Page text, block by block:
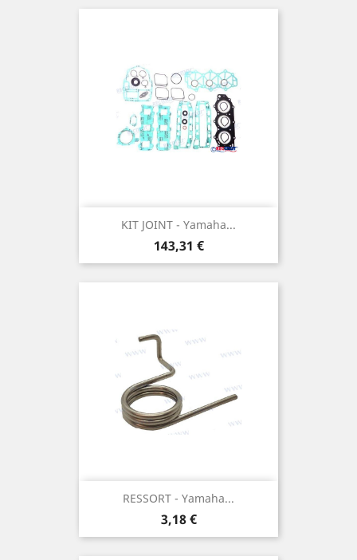
KIT JOINT - Yamaha...
Prix
143,31 €
RESSORT - Yamaha...
Prix
3,18 €